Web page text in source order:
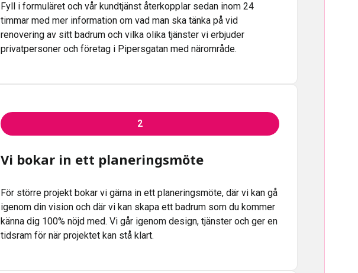
Fyll i formuläret och vår kundtjänst återkopplar sedan inom 24
timmar med mer information om vad man ska tänka på vid
renovering av sitt badrum och vilka olika tjänster vi erbjuder
privatpersoner och företag i Pipersgatan med närområde.
2
Vi bokar in ett planeringsmöte
För större projekt bokar vi gärna in ett planeringsmöte, där vi kan gå
igenom din vision och där vi kan skapa ett badrum som du kommer
känna dig 100% nöjd med. Vi går igenom design, tjänster och ger en
tidsram för när projektet kan stå klart.